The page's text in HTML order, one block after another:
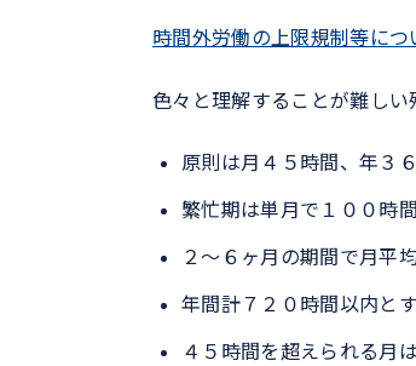
時間外労働の上限規制等につ
色々と理解することが難しい
原則は月４５時間、年３
繁忙期は単月で１００時
２～６ヶ月の期間で月平
年間計７２０時間以内と
４５時間を超えられる月